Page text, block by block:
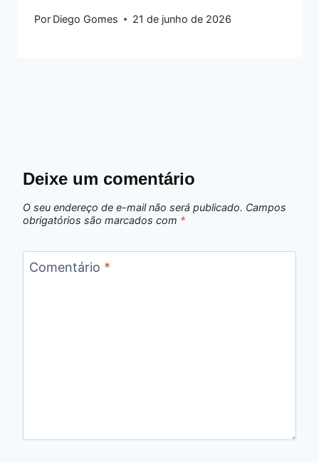
Por Diego Gomes 21 de junho de 2026
Deixe um comentário
O seu endereço de e-mail não será publicado. Campos
obrigatórios são marcados com *
Comentário *